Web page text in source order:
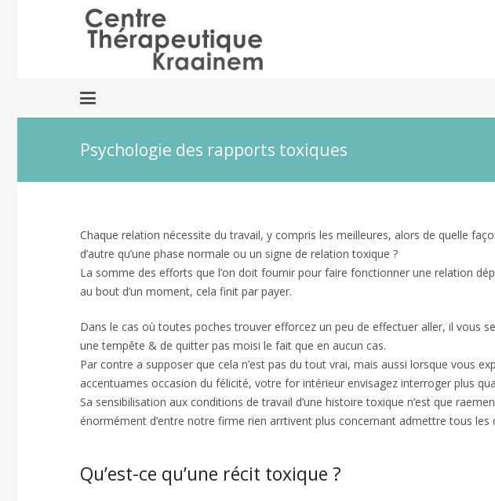
Psychologie des rapports toxiques
Chaque relation nécessite du travail, y compris les meilleures, alors de quelle
d’autre qu’une phase normale ou un signe de relation toxique ?
La somme des efforts que l’on doit fournir pour faire fonctionner une relation
au bout d’un moment, cela finit par payer.
Dans le cas où toutes poches trouver efforcez un peu de effectuer aller, il vous
une tempête & de quitter pas moisi le fait que en aucun cas.
Par contre a supposer que cela n’est pas du tout vrai, mais aussi lorsque vous
accentuames occasion du félicité, votre for intérieur envisagez interroger plus
Sa sensibilisation aux conditions de travail d’une histoire toxique n’est que
énormément d’entre notre firme rien arrtivent plus concernant admettre tous les
Qu’est-ce qu’une récit toxique ?